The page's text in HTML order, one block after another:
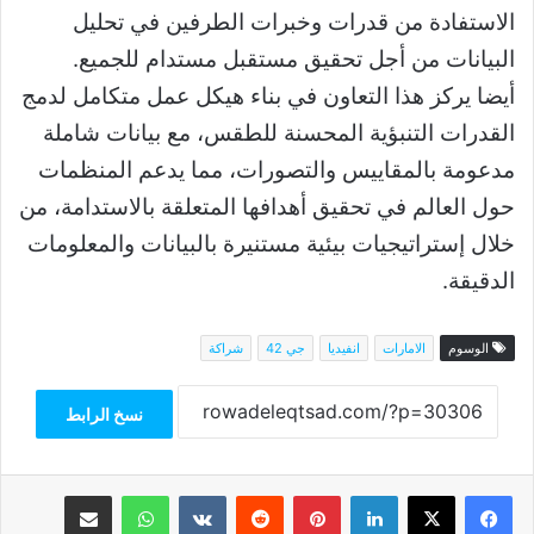
الاستفادة من قدرات وخبرات الطرفين في تحليل
البيانات من أجل تحقيق مستقبل مستدام للجميع.
أيضا يركز هذا التعاون في بناء هيكل عمل متكامل لدمج
القدرات التنبؤية المحسنة للطقس، مع بيانات شاملة
مدعومة بالمقاييس والتصورات، مما يدعم المنظمات
حول العالم في تحقيق أهدافها المتعلقة بالاستدامة، من
خلال إستراتيجيات بيئية مستنيرة بالبيانات والمعلومات
الدقيقة.
الوسوم الامارات انفيديا جي 42 شراكة
نسخ الرابط
فيسبوك‫X لينكدإن بينتيريست واتساب مشاركة عبر البريد